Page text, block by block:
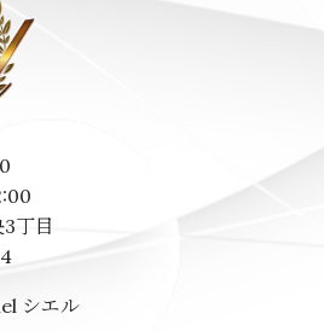
丁目
シエル